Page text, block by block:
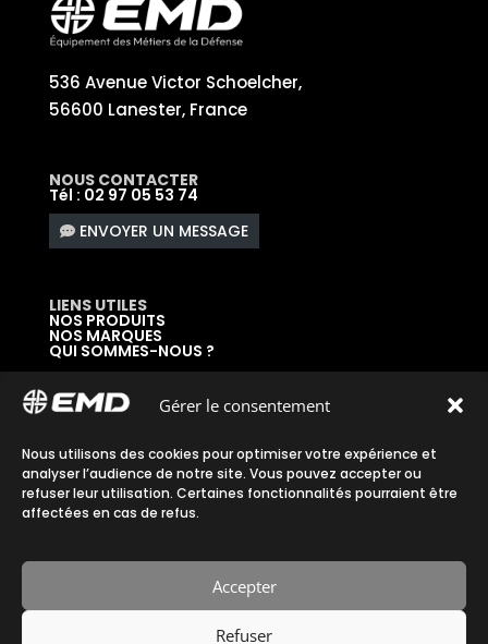
Gérer le consentement
Nous utilisons des cookies pour optimiser votre expérience et
analyser l’audience de notre site. Vous pouvez accepter ou
refuser leur utilisation. Certaines fonctionnalités pourraient être
affectées en cas de refus.
Accepter
Refuser
536 Avenue Victor Schoelcher,
56600 Lanester, France
NOUS CONTACTER
Tél : 02 97 05 53 74
ENVOYER UN MESSAGE
LIENS UTILES
NOS PRODUITS
NOS MARQUES
QUI SOMMES-NOUS ?
SE CONNECTER À SON ESPACE
Accueil|Plan du site|Mentions légales|
Confidentialité|CGV
Fait avec ♡ en Bretagne par